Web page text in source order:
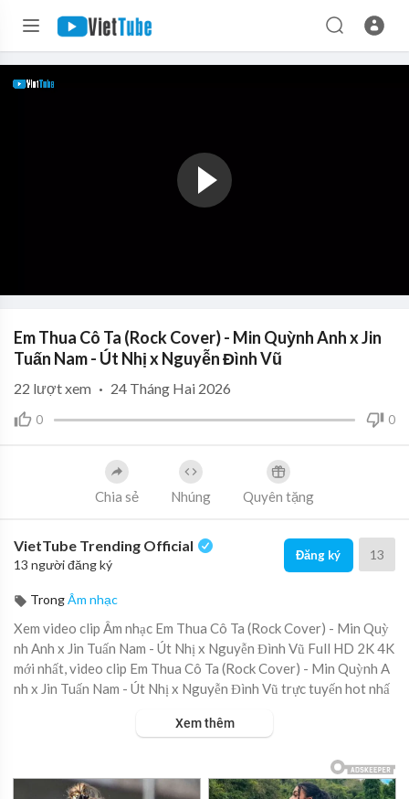
Em Thua Cô Ta (Rock Cover) - Min Quỳnh Anh x Jin
Tuấn Nam - Út Nhị x Nguyễn Đình Vũ
0 0
22 lượt xem · 24 Tháng Hai 2026
Chia sẻ Nhúng Quyên tặng
VietTube Trending Official
13 người đăng ký
Đăng ký 13
TrongÂm nhạc
Xem video clip Âm nhạc Em Thua Cô Ta (Rock Cover) - Min Quỳ
nh Anh x Jin Tuấn Nam - Út Nhị x Nguyễn Đình Vũ Full HD 2K 4K
mới nhất, video clip Em Thua Cô Ta (Rock Cover) - Min Quỳnh A
nh x Jin Tuấn Nam - Út Nhị x Nguyễn Đình Vũ trực tuyến hot nhấ
Tuấn Nam - Út Nhị x Nguyễn Đình Vũ online hay nhất.
Bài hát : EM THUA CÔ TA - ÚT NHỊ x NGUYỄN ĐÌNH VŨ | MIN
QUỲNH ANH x JIN TUẤN NAM | ROCK COVER
Xem thêm